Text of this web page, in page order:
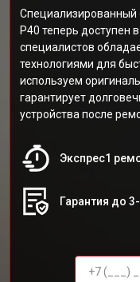
Специализированный
P40 теперь доступен
специалистов
технологиями для
используем
гарантирует
устройства после
Экспрес1
Гарантия до